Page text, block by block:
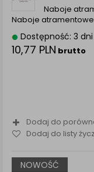
Naboje
Naboje
Dostępność: 3 dni
10,77 PLN brutto
Dodaj do
Dodaj do listy
NOWOŚĆ